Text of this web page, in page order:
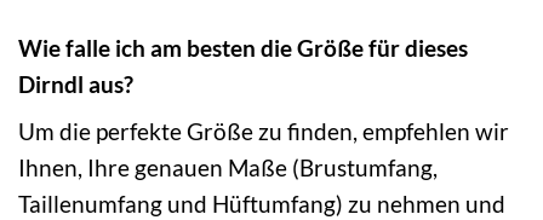
Wie falle ich am besten die Größe für dieses
Dirndl aus?
Um die perfekte Größe zu finden, empfehlen wir
Ihnen, Ihre genauen Maße (Brustumfang,
Taillenumfang und Hüftumfang) zu nehmen und